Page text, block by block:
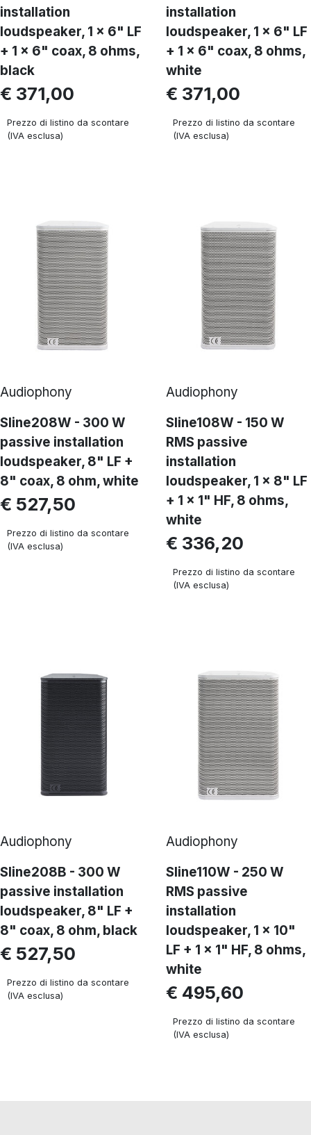
installation
loudspeaker, 1 x 6" LF
+ 1 x 6" coax, 8 ohms,
black
€ 371,00
Prezzo di listino da scontare
(IVA esclusa)
installation
loudspeaker, 1 x 6" LF
+ 1 x 6" coax, 8 ohms,
white
€ 371,00
Prezzo di listino da scontare
(IVA esclusa)
Audiophony
Sline208W - 300 W
passive installation
loudspeaker, 8" LF +
8" coax, 8 ohm, white
€ 527,50
Prezzo di listino da scontare
(IVA esclusa)
Audiophony
Sline108W - 150 W
RMS passive
installation
loudspeaker, 1 x 8" LF
+ 1 x 1" HF, 8 ohms,
white
€ 336,20
Prezzo di listino da scontare
(IVA esclusa)
Audiophony
Sline208B - 300 W
passive installation
loudspeaker, 8" LF +
8" coax, 8 ohm, black
€ 527,50
Prezzo di listino da scontare
(IVA esclusa)
Audiophony
Sline110W - 250 W
RMS passive
installation
loudspeaker, 1 x 10"
LF + 1 x 1" HF, 8 ohms,
white
€ 495,60
Prezzo di listino da scontare
(IVA esclusa)